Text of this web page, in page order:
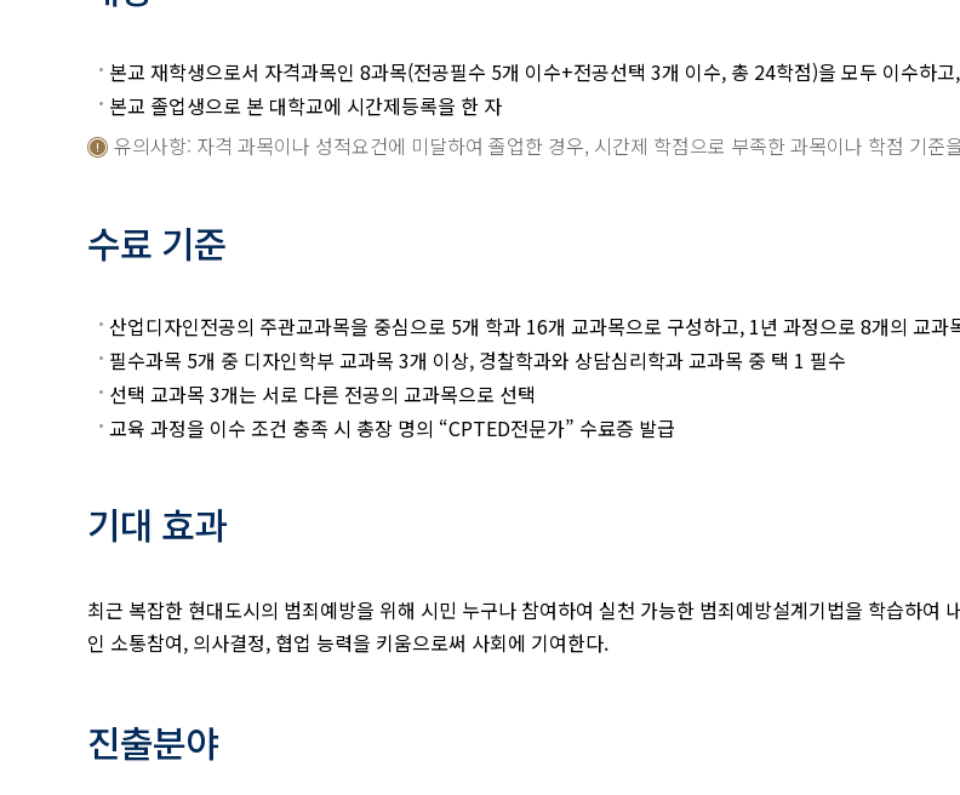
본교 재학생으로서 자격과목인 8과목(전공필수 5개 이수+전공선택 3개 이수, 총 24학점)을 모두 이수하
본교 졸업생으로 본 대학교에 시간제등록을 한 자
유의사항: 자격 과목이나 성적요건에 미달하여 졸업한 경우, 시간제 학점으로 부족한 과목이나 학점 기준
수료 기준
산업디자인전공의 주관교과목을 중심으로 5개 학과 16개 교과목으로 구성하고, 1년 과정으로 8개의 교과
필수과목 5개 중 디자인학부 교과목 3개 이상, 경찰학과와 상담심리학과 교과목 중 택 1 필수
선택 교과목 3개는 서로 다른 전공의 교과목으로 선택
교육 과정을 이수 조건 충족 시 총장 명의 “CPTED전문가” 수료증 발급
기대 효과
최근 복잡한 현대도시의 범죄예방을 위해 시민 누구나 참여하여 실천 가능한 범죄예방설계기법을 학습하여
인 소통참여, 의사결정, 협업 능력을 키움으로써 사회에 기여한다.
진출분야